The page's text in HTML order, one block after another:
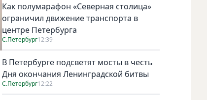
Как полумарафон «Северная столица»
ограничил движение транспорта в
центре Петербурга
С.Петербург12:39
В Петербурге подсветят мосты в честь
Дня окончания Ленинградской битвы
С.Петербург12:22